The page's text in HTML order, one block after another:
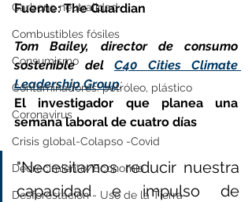
Carbono neutralidad
Combustibles fósiles
Consumismo
Contaminadores: petróleo, plástico
Coronavirus
Crisis global-Colapso -Covid
Decrecimiento/Economía
Desforestación - Uso de la Tierra
Fuente: The Guardian
Tom Bailey, director de consumo
sostenible del C40 Cities Climate
Leadership Group:
El investigador que planea una
semana laboral de cuatro días
"Necesitamos reducir nuestra
capacidad e impulso de